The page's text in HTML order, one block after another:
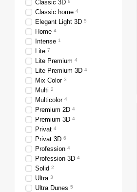
Classic 3D 8
Classic home 4
Elegant Light 3D 5
Home 4
Intense 1
Lite 7
Lite Premium 4
Lite Premium 3D 4
Mix Color 3
Multi 2
Multicolor 4
Premium 2D 4
Premium 3D 4
Privat 4
Privat 3D 6
Profession 4
Profession 3D 4
Solid 2
Ultra 3
Ultra Dunes 5